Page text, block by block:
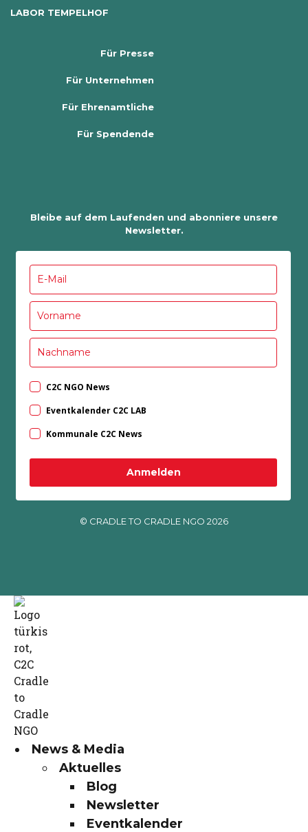
LABOR TEMPELHOF
Für Presse
Für Unternehmen
Für Ehrenamtliche
Für Spendende
Bleibe auf dem Laufenden und abonniere unsere
Newsletter.
C2C NGO News
Eventkalender C2C LAB
Kommunale C2C News
Anmelden
© CRADLE TO CRADLE NGO 2026
News & Media
Aktuelles
Blog
Newsletter
Eventkalender